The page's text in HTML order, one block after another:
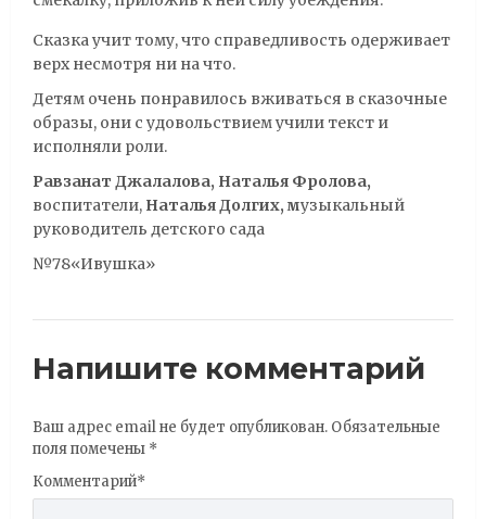
Сказка учит тому, что справедливость одерживает
верх несмотря ни на что.
Детям очень понравилось вживаться в сказочные
образы, они с удовольствием учили текст и
исполняли роли.
Равзанат Джалалова, Наталья Фролова,
воспитатели, Наталья Долгих, музыкальный
руководитель детского сада
№78«Ивушка»
Напишите комментарий
Ваш адрес email не будет опубликован. Обязательные
поля помечены *
Комментарий*